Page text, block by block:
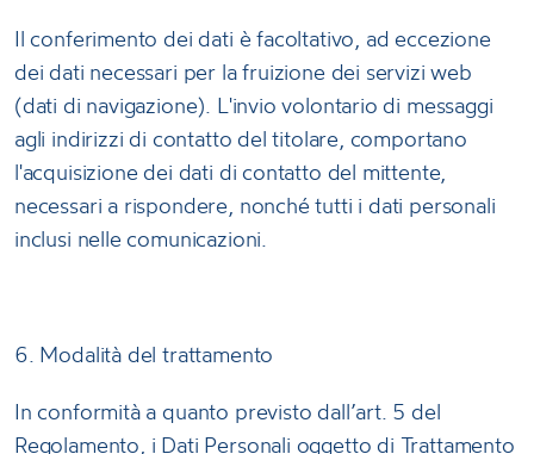
Il conferimento dei dati è facoltativo, ad eccezione
dei dati necessari per la fruizione dei servizi web
(dati di navigazione). L'invio volontario di messaggi
agli indirizzi di contatto del titolare, comportano
l'acquisizione dei dati di contatto del mittente,
necessari a rispondere, nonché tutti i dati personali
inclusi nelle comunicazioni.
6. Modalità del trattamento
In conformità a quanto previsto dall’art. 5 del
Regolamento, i Dati Personali oggetto di Trattamento